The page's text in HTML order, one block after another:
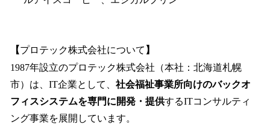
【プロテック株式会社について 】
1987年設立のプロテック株式会社（本社：北海道札幌
市）は、IT企業として、 社会福祉事業所向けのバックオ
フィスシステムを専門に開発・提供するITコンサルティ
ング事業を展開しています。